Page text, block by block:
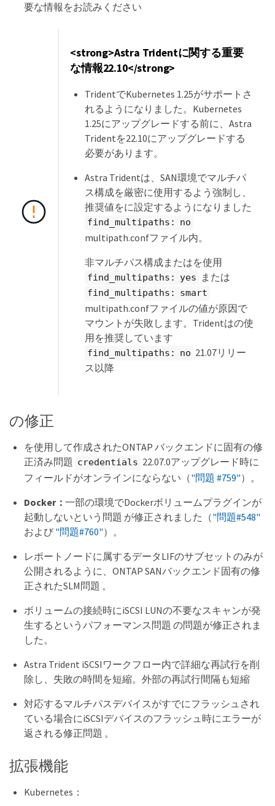
要な情報をお読みください
<strong>Astra Tridentに関する重要
な情報22.10</strong>
TridentでKubernetes 1.25がサポートさ
れるようになりました。Kubernetes
1.25にアップグレードする前に、Astra
Tridentを22.10にアップグレードする
必要があります。
Astra Tridentは、SAN環境でマルチパ
ス構成を厳密に使用するよう強制し、
推奨値をに設定するようになりました
find_multipaths: no
multipath.confファイル内。
非マルチパス構成またはを使用
find_multipaths: yes または
find_multipaths: smart
multipath.confファイルの値が原因で
マウントが失敗します。Tridentはの使
用を推奨しています
find_multipaths: no 21.07リリー
ス以降
の修正
を使用して作成されたONTAP バックエンドに固有の修
正済み問題 credentials 22.07.0アップグレード時に
フィールドがオンラインにならない（"問題 #759"）。
Docker：一部の環境でDockerボリュームプラグインが
起動しないという問題 が修正されました（"問題#548"
および "問題#760"）。
レポートノードに属するデータLIFのサブセットのみが
公開されるように、ONTAP SANバックエンド固有の修
正されたSLM問題 。
ボリュームの接続時にiSCSI LUNの不要なスキャンが発
生するというパフォーマンス問題 の問題が修正されま
した。
Astra Trident iSCSIワークフロー内で詳細な再試行を削
除し、失敗の時間を短縮。外部の再試行間隔も短縮
対応するマルチパスデバイスがすでにフラッシュされ
ている場合にiSCSIデバイスのフラッシュ時にエラーが
返される修正問題 。
拡張機能
Kubernetes：